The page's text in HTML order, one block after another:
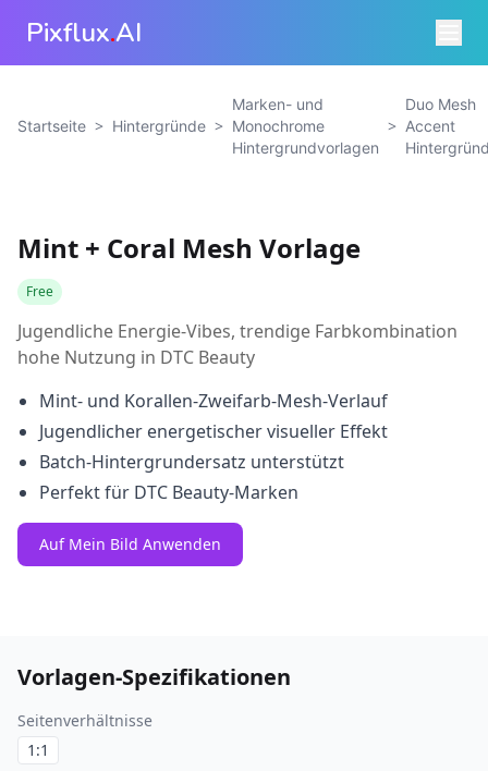
Pixflux.AI
Startseite > Hintergründe >
Marken- und
Monochrome
Hintergrundvorlagen
>
Duo Mesh
Accent
Mint + Coral Mesh Vorlage
Free
Jugendliche Energie-Vibes, trendige Farbkombination
hohe Nutzung in DTC Beauty
Mint- und Korallen-Zweifarb-Mesh-Verlauf
Jugendlicher energetischer visueller Effekt
Batch-Hintergrundersatz unterstützt
Perfekt für DTC Beauty-Marken
Auf Mein Bild Anwenden
Vorlagen-Spezifikationen
Seitenverhältnisse
1:1